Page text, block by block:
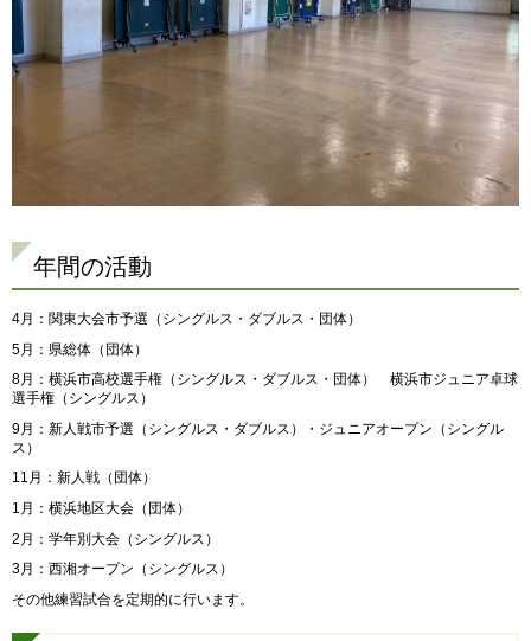
年間の活動
4月：関東大会市予選（シングルス・ダブルス・団体）
5月：県総体（団体）
8月：横浜市高校選手権（シングルス・ダブルス・団体） 横浜市ジュニア卓球
選手権（シングルス）
9月：新人戦市予選（シングルス・ダブルス）・ジュニアオープン（シングル
ス）
11月：新人戦（団体）
1月：横浜地区大会（団体）
2月：学年別大会（シングルス）
3月：西湘オープン（シングルス）
その他練習試合を定期的に行います。